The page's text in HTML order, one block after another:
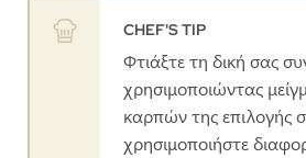
CHEF'S TIP
Φτιάξτε τη δική σας
χρησιμοποιώντας
καρπών της επιλογής
χρησιμοποιήστε